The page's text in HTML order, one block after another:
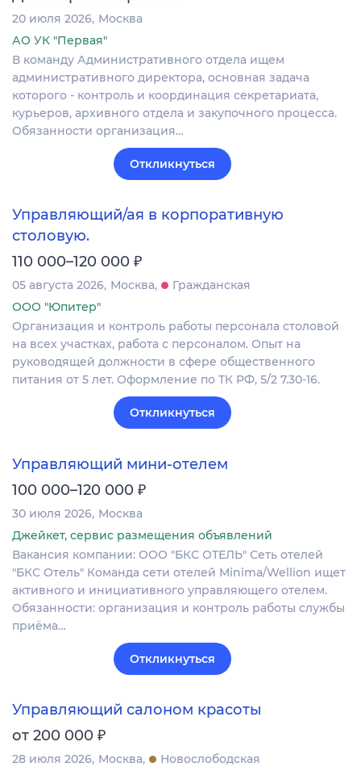
20 июля 2026 Москва
АО УК "Первая"
В команду Административного отдела ищем
административного директора, основная задача
которого - контроль и координация секретариата,
курьеров, архивного отдела и закупочного процесса.
Обязанности организация…
Откликнуться
Управляющий/ая в корпоративную
столовую.
110 000–120 000 ₽
05 августа 2026 Москва
Гражданская
ООО "Юпитер"
Организация и контроль работы персонала столовой
на всех участках, работа с персоналом. Опыт на
руководящей должности в сфере общественного
питания от 5 лет. Оформление по ТК РФ, 5/2 7.30-16.
Откликнуться
Управляющий мини-отелем
100 000–120 000 ₽
30 июля 2026 Москва
Джейкет, сервис размещения объявлений
Вакансия компании: ООО "БКС ОТЕЛЬ" Сеть отелей
"БКС Отель" Команда сети отелей Minima/Wellion ищет
активного и инициативного управляющего отелем.
Обязанности: организация и контроль работы службы
приёма…
Откликнуться
Управляющий салоном красоты
от 200 000 ₽
28 июля 2026 Москва
Новослободская